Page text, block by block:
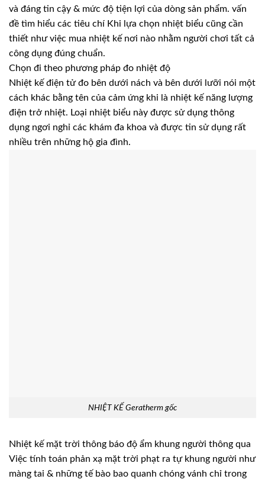
và đáng tin cậy & mức độ tiện lợi của dòng sản phẩm. vấn
đề tìm hiểu các tiêu chí Khi lựa chọn nhiệt biểu cũng cần
thiết như việc mua nhiệt kế nơi nào nhằm người chơi tất cả
công dụng đúng chuẩn.
Chọn đi theo phương pháp đo nhiệt độ
Nhiệt kế điện tử đo bên dưới nách và bên dưới lưỡi nói một
cách khác bằng tên của cảm ứng khi là nhiệt kế năng lượng
điện trở nhiệt. Loại nhiệt biểu này được sử dụng thông
dụng ngơi nghỉ các khám đa khoa và được tin sử dụng rất
nhiều trên những hộ gia đình.
NHIỆT KẾ Geratherm gốc
Nhiệt kế mặt trời thông báo độ ẩm khung người thông qua
Việc tính toán phản xạ mặt trời phạt ra tự khung người như
màng tai & những tế bào bao quanh chóng vánh chỉ trong